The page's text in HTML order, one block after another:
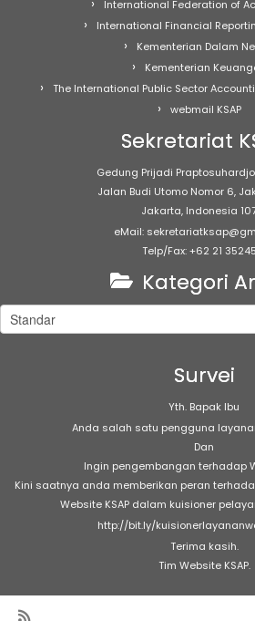
International Federation of
International Financial
Kementerian Dalam
Kementerian
The International Public Sector
webmail KSAP
Sekretariat
Gedung Prijadi
Jalan Budi Utomo Nomor 6,
Jakarta, Indonesia
eMail:
Telp/Fax: +62 21
Kategori
Kategori
Artikel
Survei
Yth. Bapak Ibu
Anda salah satu pengguna
Dan
Ingin pengembangan terhadap
Kini saatnya anda memberikan peran
Website KSAP dalam kuisioner
http://bit.ly/
Terima kasih.
Tim Website KSAP.